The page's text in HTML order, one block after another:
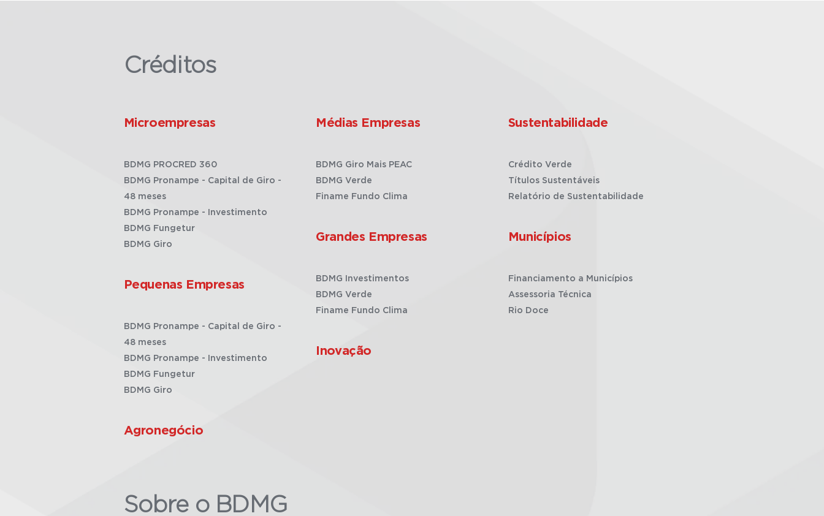
Créditos
Microempresas
BDMG PROCRED 360
BDMG Pronampe - Capital de Giro -
48 meses
BDMG Pronampe - Investimento
BDMG Fungetur
BDMG Giro
Pequenas Empresas
BDMG Pronampe - Capital de Giro -
48 meses
BDMG Pronampe - Investimento
BDMG Fungetur
BDMG Giro
Agronegócio
Médias Empresas
BDMG Giro Mais PEAC
BDMG Verde
Finame Fundo Clima
Grandes Empresas
BDMG Investimentos
BDMG Verde
Finame Fundo Clima
Inovação
Sustentabilidade
Crédito Verde
Títulos Sustentáveis
Relatório de Sustentabilidade
Municípios
Financiamento a Municípios
Assessoria Técnica
Rio Doce
Sobre o BDMG